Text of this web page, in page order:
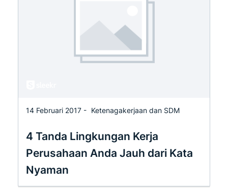
14 Februari 2017 - Ketenagakerjaan dan SDM
4 Tanda Lingkungan Kerja
Perusahaan Anda Jauh dari Kata
Nyaman